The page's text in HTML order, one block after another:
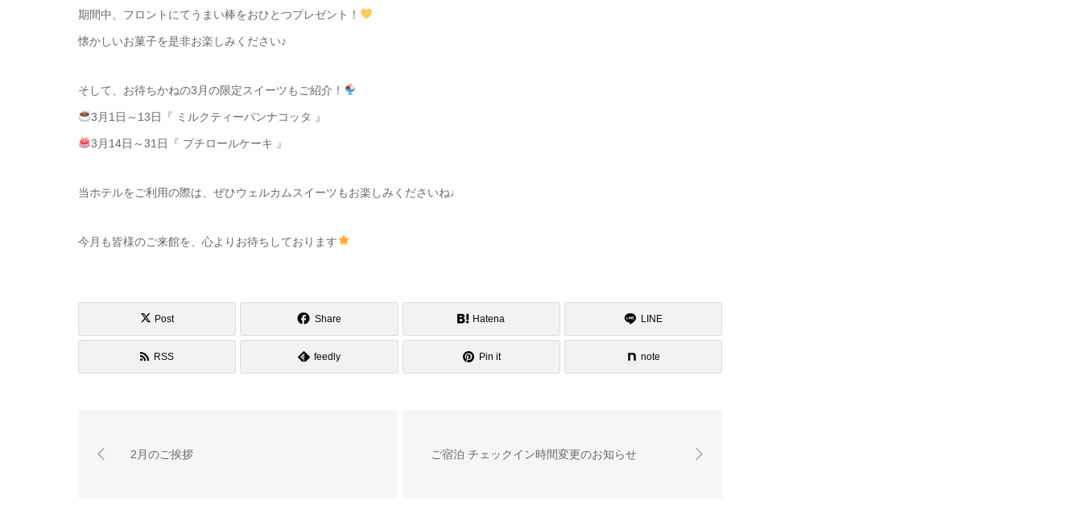
期間中、フロントにてうまい棒をおひとつプレゼント！
懐かしいお菓子を是非お楽しみください♪
そして、お待ちかねの3月の限定スイーツもご紹介！
3月1日～13日『 ミルクティーパンナコッタ 』
3月14日～31日『 プチロールケーキ 』
当ホテルをご利用の際は、ぜひウェルカムスイーツもお楽しみくださいね♩
今月も皆様のご来館を、心よりお待ちしております
Post Share Hatena LINE
RSS feedly Pin it note
2月のご挨拶 ご宿泊 チェックイン時間変更のお知らせ